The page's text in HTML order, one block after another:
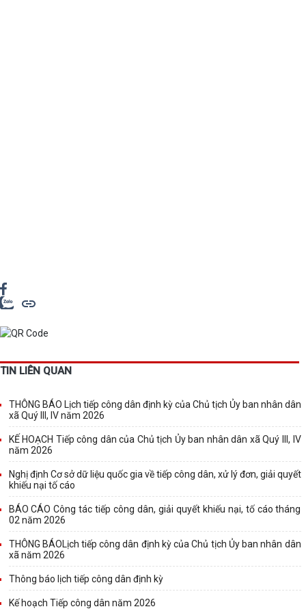
TIN LIÊN QUAN
THÔNG BÁO Lịch tiếp công dân định kỳ của Chủ tịch Ủy ban nhân dân
xã Quý III, IV năm 2026
KẾ HOẠCH Tiếp công dân của Chủ tịch Ủy ban nhân dân xã Quý III, IV
năm 2026
Nghị định Cơ sở dữ liệu quốc gia về tiếp công dân, xử lý đơn, giải quyết
khiếu nại tố cáo
BÁO CÁO Công tác tiếp công dân, giải quyết khiếu nại, tố cáo tháng
02 năm 2026
THÔNG BÁOLịch tiếp công dân định kỳ của Chủ tịch Ủy ban nhân dân
xã năm 2026
Thông báo lịch tiếp công dân định kỳ
Kế hoạch Tiếp công dân năm 2026